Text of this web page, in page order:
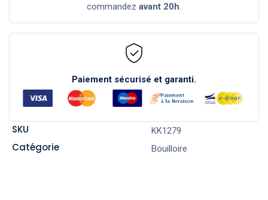
commandez avant 20h.
Paiement sécurisé et garanti.
SKU KK1279
Catégorie Bouilloire